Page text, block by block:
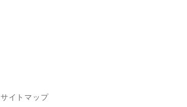
サイトマップ